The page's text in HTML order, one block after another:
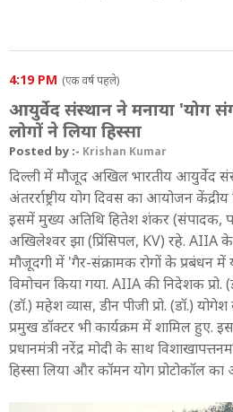
4:19 PM (एक वर्ष पहले)
आयुर्वेद संस्थान ने मनाया 'योग
लोगों ने लिया हिस्सा
Posted by :- Krishan Kumar
दिल्ली में मौजूद अखिल भारतीय आयुर्वेद
अंतरर्राष्ट्रीय योग द‍िवस का आयोजन
इसमें मुख्य अतिथि हितेश शंकर (संपादक,
अखिलेश्वर झा (प्रिंसिपल, KV) रहे. AIIA के
मौजूदगी में 'गैर-संक्रामक रोगों के प्रबंधन
विमोचन किया गया. AIIA की निदेशक प्रो.
(डॉ.) महेश व्यास, डीन पीजी प्रो. (डॉ.)
प्रमुख डॉक्टर भी कार्यक्रम में शामिल हुए.
प्रधानमंत्री नरेंद्र मोदी के साथ
हिस्सा लिया और कॉमन योग प्रोटोकॉल का